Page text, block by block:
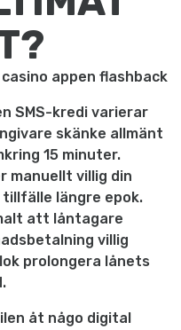
SMS-kredi varierar
skänke allmänt
15 minuter.
manuellt villig din
längre epok.
att låntagare
villig
prolongera lånets
åt någo digital